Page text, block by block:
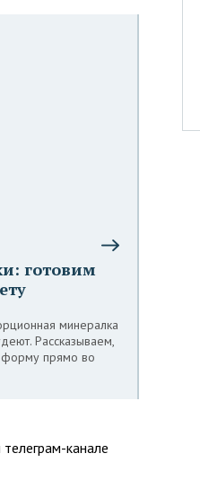
готовим
минералка
Рассказываем,
форму прямо во
канале